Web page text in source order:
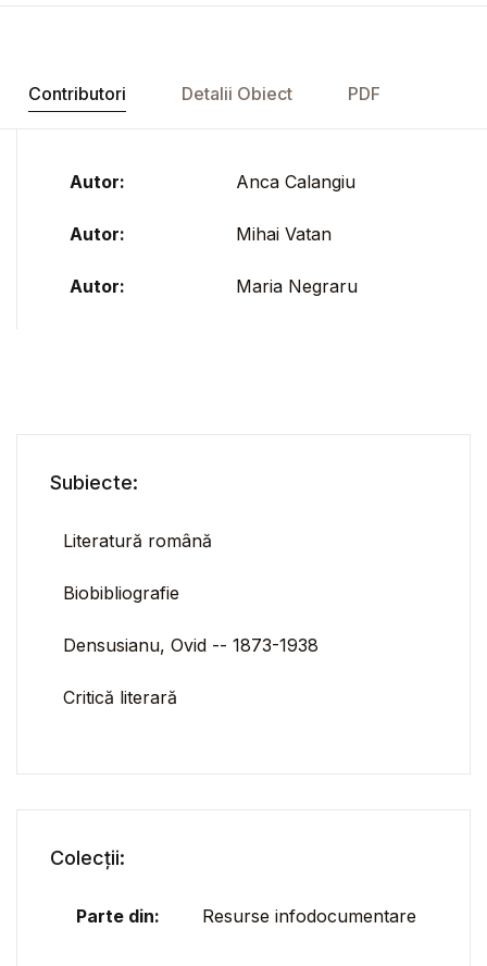
Contributori Detalii Obiect PDF
Autor: Anca Calangiu
Autor: Mihai Vatan
Autor: Maria Negraru
Subiecte:
Literatură română
Biobibliografie
Densusianu, Ovid -- 1873-1938
Critică literară
Colecții:
Parte din: Resurse infodocumentare